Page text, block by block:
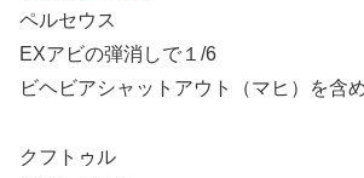
ペルセウス
EXアビの弾消しで１/6
ビヘビアシャットアウト（マヒ）を含
クフトゥル